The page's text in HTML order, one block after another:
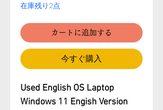
在庫残り2点
カートに追加する
今すぐ購入
Used English OS Laptop
Windows 11 Engish Version